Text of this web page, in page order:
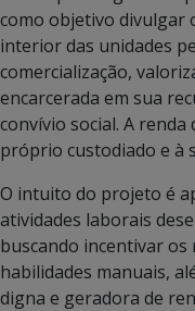
como objetivo divulgar
interior das unidades
comercialização,
encarcerada em sua
convívio social. A
próprio custodiado e à
O intuito do projeto é
atividades laborais
buscando incentivar
habilidades manuais,
digna e geradora de